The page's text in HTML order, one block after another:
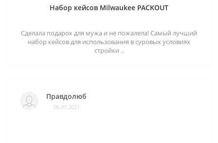
Набор кейсов Milwaukee PACKOUT
Сделала подарок для мужа и не пожалела! Самый лучший
набор кейсов для использования в суровых условиях
стройки ..
Правдолюб
06.07.2021